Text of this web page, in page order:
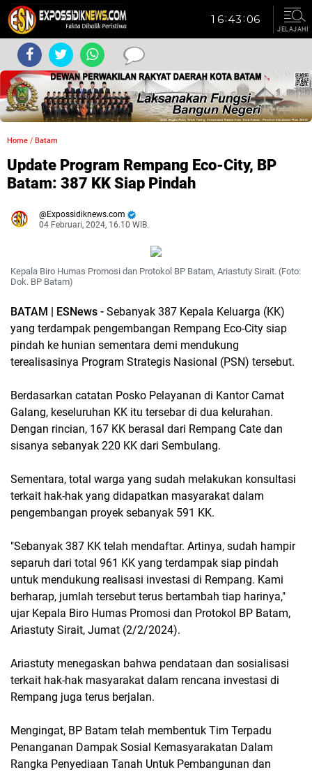
JELAJAHI
Home / Batam
Update Program Rempang Eco-City, BP
Batam: 387 KK Siap Pindah
Expossidiknews.com
04 Februari, 2024, 16.10 WIB.
Kepala Biro Humas Promosi dan Protokol BP Batam, Ariastuty Sirait. (Foto:
Dok. BP Batam)
BATAM | ESNews - Sebanyak 387 Kepala Keluarga (KK)
yang terdampak pengembangan Rempang Eco-City siap
pindah ke hunian sementara demi mendukung
terealisasinya Program Strategis Nasional (PSN) tersebut.
Berdasarkan catatan Posko Pelayanan di Kantor Camat
Galang, keseluruhan KK itu tersebar di dua kelurahan.
Dengan rincian, 167 KK berasal dari Rempang Cate dan
sisanya sebanyak 220 KK dari Sembulang.
Sementara, total warga yang sudah melakukan konsultasi
terkait hak-hak yang didapatkan masyarakat dalam
pengembangan proyek sebanyak 591 KK.
"Sebanyak 387 KK telah mendaftar. Artinya, sudah hampir
separuh dari total 961 KK yang terdampak siap pindah
untuk mendukung realisasi investasi di Rempang. Kami
berharap, jumlah tersebut terus bertambah tiap harinya,"
ujar Kepala Biro Humas Promosi dan Protokol BP Batam,
Ariastuty Sirait, Jumat (2/2/2024).
Ariastuty menegaskan bahwa pendataan dan sosialisasi
terkait hak-hak masyarakat dalam rencana investasi di
Rempang juga terus berjalan.
Mengingat, BP Batam telah membentuk Tim Terpadu
Penanganan Dampak Sosial Kemasyarakatan Dalam
Rangka Penyediaan Tanah Untuk Pembangunan dan